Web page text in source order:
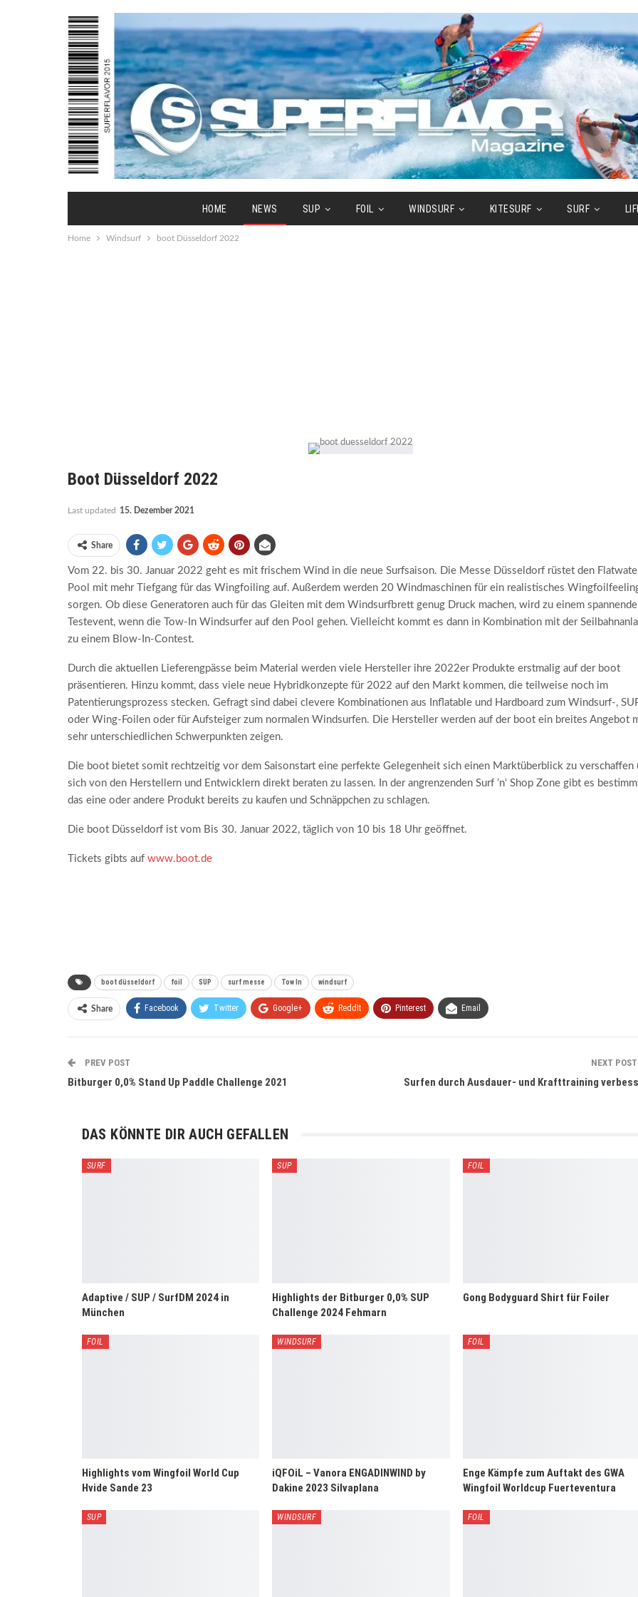
HOME NEWS SUP FOIL WINDSURF KITESURF SURF
Home Windsurf boot Düsseldorf 2022
Boot Düsseldorf 2022
Last updated 15. Dezember 2021
Share
Vom 22. bis 30. Januar 2022 geht es mit frischem Wind in die neue Surfsaison. Die Messe Düsseldorf rüstet den
Pool mit mehr Tiefgang für das Wingfoiling auf. Außerdem werden 20 Windmaschinen für ein realistisches
sorgen. Ob diese Generatoren auch für das Gleiten mit dem Windsurfbrett genug Druck machen, wird zu einem
Testevent, wenn die Tow-In Windsurfer auf den Pool gehen. Vielleicht kommt es dann in Kombination mit der
zu einem Blow-In-Contest.
Durch die aktuellen Lieferengpässe beim Material werden viele Hersteller ihre 2022er Produkte erstmalig auf der boot
präsentieren. Hinzu kommt, dass viele neue Hybridkonzepte für 2022 auf den Markt kommen, die teilweise noch im
Patentierungsprozess stecken. Gefragt sind dabei clevere Kombinationen aus Inflatable und Hardboard zum Windsurf-,
oder Wing-Foilen oder für Aufsteiger zum normalen Windsurfen. Die Hersteller werden auf der boot ein breites Angebot
sehr unterschiedlichen Schwerpunkten zeigen.
Die boot bietet somit rechtzeitig vor dem Saisonstart eine perfekte Gelegenheit sich einen Marktüberblick zu verschaffen
sich von den Herstellern und Entwicklern direkt beraten zu lassen. In der angrenzenden Surf ’n‘ Shop Zone gibt es
das eine oder andere Produkt bereits zu kaufen und Schnäppchen zu schlagen.
Die boot Düsseldorf ist vom Bis 30. Januar 2022, täglich von 10 bis 18 Uhr geöffnet.
Tickets gibts auf www.boot.de
boot düsseldorf foil SUP surf messe Tow In windsurf
Share Facebook Twitter Google+ ReddIt Pinterest Email
PREV POST
Bitburger 0,0% Stand Up Paddle Challenge 2021
NEXT POST
Surfen durch Ausdauer- und Krafttraining
DAS KÖNNTE DIR AUCH GEFALLEN
SURF
Adaptive / SUP / SurfDM 2024 in
München
SUP
Highlights der Bitburger 0,0% SUP
Challenge 2024 Fehmarn
FOIL
Gong Bodyguard Shirt für Foiler
FOIL
Highlights vom Wingfoil World Cup
Hvide Sande 23
WINDSURF
iQFOiL – Vanora ENGADINWIND by
Dakine 2023 Silvaplana
FOIL
Enge Kämpfe zum Auftakt des GWA
Wingfoil Worldcup Fuerteventura
SUP WINDSURF FOIL